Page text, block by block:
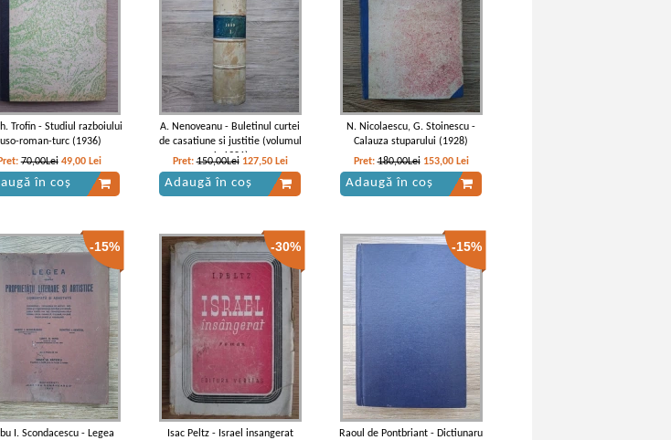
Trofin - Studiul razboiului
roman-turc (1936)
Pret:70,00Lei 49,00 Lei
în coș
A. Nenoveanu - Buletinul curtei
de casatiune si justitie (volumul
1, 1901)
Pret:150,00Lei 127,50 Lei
Adaugă în coș
N. Nicolaescu, G. Stoinescu -
Calauza stuparului (1928)
Pret:180,00Lei 153,00 Lei
Adaugă în coș
-15%
I. Scondacescu - Legea
-30%
Isac Peltz - Israel insangerat
-15%
Raoul de Pontbriant - Dictiunaru